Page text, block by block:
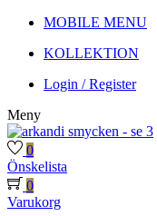
MOBILE MENU
KOLLEKTION
Login / Register
Meny
0
Önskelista
0
Varukorg